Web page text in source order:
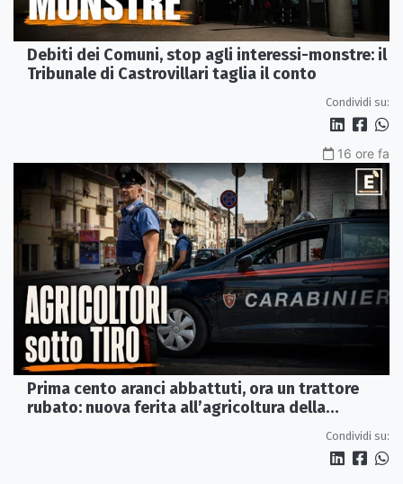
Debiti dei Comuni, stop agli interessi-monstre: il
Tribunale di Castrovillari taglia il conto
Condividi su:
16 ore fa
Prima cento aranci abbattuti, ora un trattore
rubato: nuova ferita all’agricoltura della
Condividi su: